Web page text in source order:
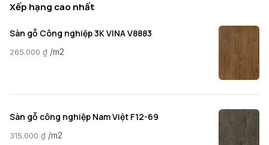
Xếp hạng cao nhất
Sàn gỗ Công nghiệp 3K VINA V8883
265.000 ₫ /m2
Sàn gỗ công nghiệp Nam Việt F12-69
315.000 ₫ /m2